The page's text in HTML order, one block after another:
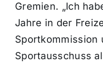
Gremien. „Ich
Jahre in der
Sportkommission
Sportausschuss